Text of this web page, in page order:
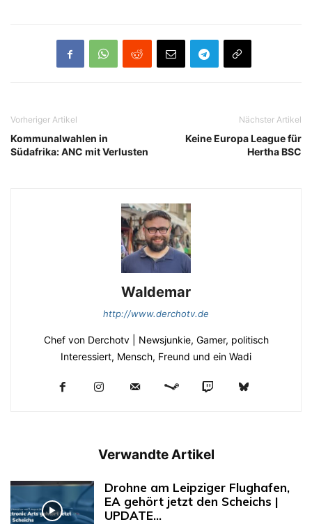
Vorheriger Artikel
Kommunalwahlen in
Südafrika: ANC mit Verlusten
Nächster Artikel
Keine Europa League für
Hertha BSC
Waldemar
http://www.derchotv.de
Chef von Derchotv | Newsjunkie, Gamer, politisch
Interessiert, Mensch, Freund und ein Wadi
Verwandte Artikel
Drohne am Leipziger Flughafen,
EA gehört jetzt den Scheichs |
UPDATE...